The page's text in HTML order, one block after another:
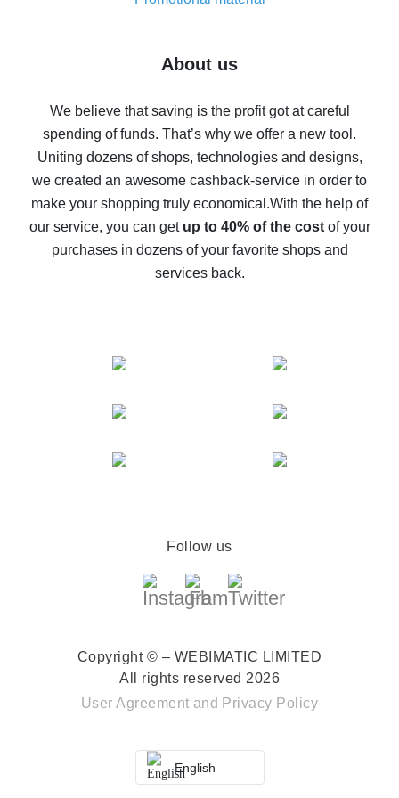
Five ways to get the most cash back on AliExpress
back
10% cash back on AliExpress - the impossible is
possible
The best cash back on AliExpress - how to find it
The best cash back service for AliExpress - let's
compare offers
About us
We believe that saving is the profit got at careful
spending of funds. That’s why we offer a new tool.
Uniting dozens of shops, technologies and designs,
we created an awesome cashback-service in order to
make your shopping truly economical.With the help of
our service, you can get up to 40% of the costof your
purchases in dozens of your favorite shops and
services back.
Follow us
Copyright © – WEBIMATIC LIMITED
All rights reserved 2026
User Agreement and Privacy Policy
English